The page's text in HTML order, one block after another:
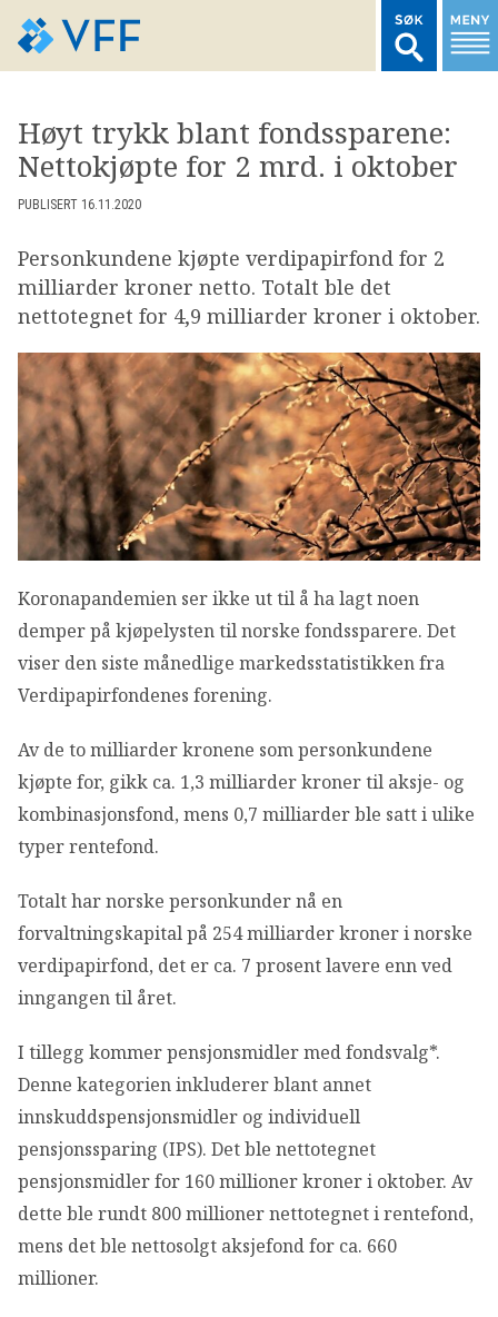
LOGG INN MEDLEMSNETT
MARKEDSSTATISTIKK
FONDSDATA
BRANSJENORMER
AKTUELT
OM VFF
DEN LILLE FONDSHÅNDBOKEN
IN ENGLISH
Høyt trykk blant fondssparene:
Nettokjøpte for 2 mrd. i oktober
PUBLISERT 16.11.2020
Personkundene kjøpte verdipapirfond for 2
milliarder kroner netto. Totalt ble det
nettotegnet for 4,9 milliarder kroner i oktober.
Koronapandemien ser ikke ut til å ha lagt noen
demper på kjøpelysten til norske fondssparere. Det
viser den siste månedlige markedsstatistikken fra
Verdipapirfondenes forening.
Av de to milliarder kronene som personkundene
kjøpte for, gikk ca. 1,3 milliarder kroner til aksje- og
kombinasjonsfond, mens 0,7 milliarder ble satt i ulike
typer rentefond.
Totalt har norske personkunder nå en
forvaltningskapital på 254 milliarder kroner i norske
verdipapirfond, det er ca. 7 prosent lavere enn ved
inngangen til året.
I tillegg kommer pensjonsmidler med fondsvalg*.
Denne kategorien inkluderer blant annet
innskuddspensjonsmidler og individuell
pensjonssparing (IPS). Det ble nettotegnet
pensjonsmidler for 160 millioner kroner i oktober. Av
dette ble rundt 800 millioner nettotegnet i rentefond,
mens det ble nettosolgt aksjefond for ca. 660
millioner.